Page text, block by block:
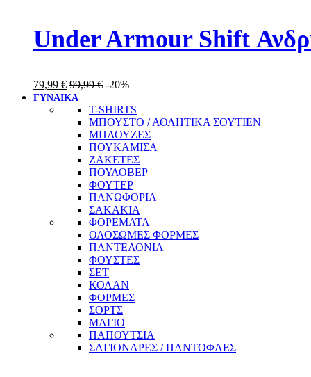
Under Armour Shift
79,99 € 99,99€ -20%
ΓΥΝΑΙΚΑ
T-SHIRTS
ΜΠΟΥΣΤΟ / ΑΘΛΗΤΙΚΑ ΣΟΥΤΙΕΝ
ΜΠΛΟΥΖΕΣ
ΠΟΥΚΑΜΙΣΑ
ΖΑΚΕΤΕΣ
ΠΟΥΛΟΒΕΡ
ΦΟΥΤΕΡ
ΠΑΝΩΦΟΡΙΑ
ΣΑΚΑΚΙΑ
ΦΟΡΕΜΑΤΑ
ΟΛΟΣΩΜΕΣ ΦΟΡΜΕΣ
ΠΑΝΤΕΛΟΝΙΑ
ΦΟΥΣΤΕΣ
ΣΕΤ
ΚΟΛΑΝ
ΦΟΡΜΕΣ
ΣΟΡΤΣ
ΜΑΓΙΟ
ΠΑΠΟΥΤΣΙΑ
ΣΑΓΙΟΝΑΡΕΣ / ΠΑΝΤΟΦΛΕΣ